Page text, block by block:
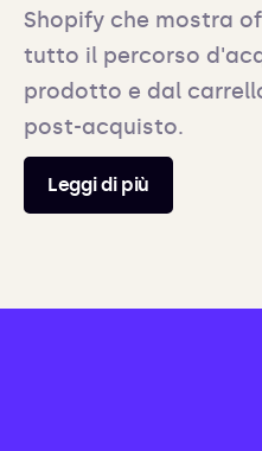
Shopify che mostra
tutto il percorso
prodotto e dal
post-acquisto.
Leggi di più